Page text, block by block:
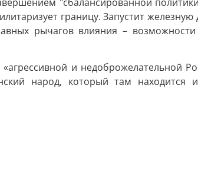
границу. Запустит
рычагов влияния – возможности
и недоброжелательной
народ, который там находится